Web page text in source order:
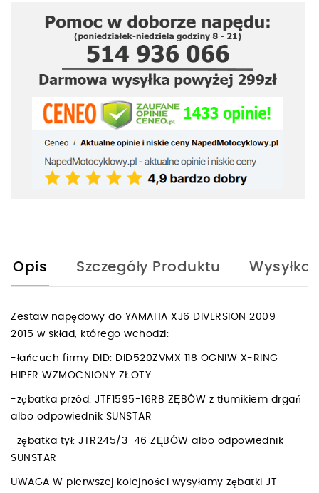
Opis Szczegóły Produktu Wysyłka
Zestaw napędowy do YAMAHA XJ6 DIVERSION 2009-
2015 w skład, którego wchodzi:
-łańcuch firmy DID: DID520ZVMX 118 OGNIW X-RING
HIPER WZMOCNIONY ZŁOTY
-zębatka przód: JTF1595-16RB ZĘBÓW z tłumikiem drgań
albo odpowiednik SUNSTAR
-zębatka tył: JTR245/3-46 ZĘBÓW albo odpowiednik
SUNSTAR
UWAGA W pierwszej kolejności wysyłamy zębatki JT